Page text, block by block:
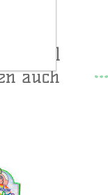
Artikel
auch